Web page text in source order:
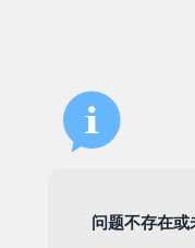
问题不存在或